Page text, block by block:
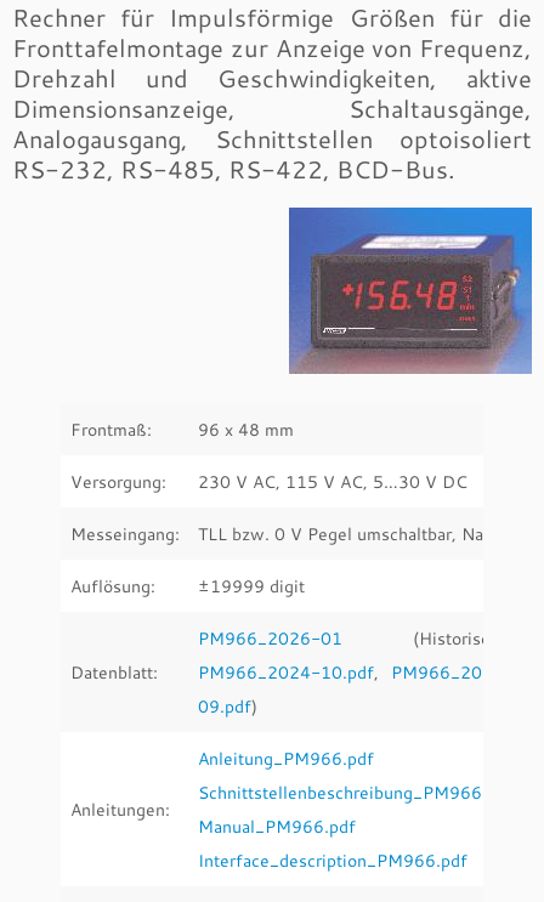
Rechner für Impulsförmige Größen für die
Fronttafelmontage zur Anzeige von Frequenz,
Drehzahl und Geschwindigkeiten, aktive
Dimensionsanzeige, Schaltausgänge,
Analogausgang, Schnittstellen optoisoliert
RS-232, RS-485, RS-422, BCD-Bus.
Frontmaß: 96 x 48 mm
Versorgung: 230 V AC, 115 V AC, 5…30 V DC
Messeingang: TLL bzw. 0 V Pegel umschaltbar, Namur
Auflösung: ±19999 digit
Datenblatt:
PM966_2026-01 (Historische:
PM966_2024-10.pdf,
PM966_2020-
09.pdf)
Anleitungen:
Anleitung_PM966.pdf
Schnittstellenbeschreibung_PM966.pdf
Manual_PM966.pdf
Interface_description_PM966.pdf